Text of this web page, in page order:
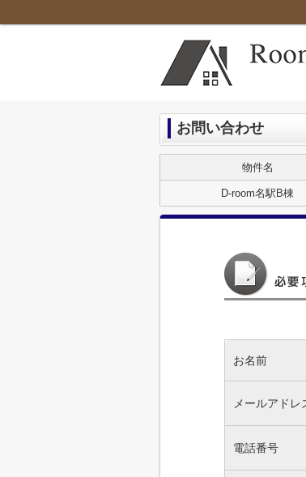
お問い合わせ
物件名
D-room名駅B棟
お名前
メールアドレ
電話番号